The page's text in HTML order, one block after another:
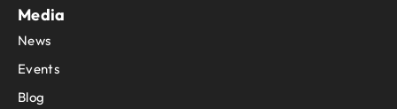
Media
News
Events
Blog